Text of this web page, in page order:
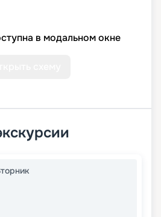
в модальном окне